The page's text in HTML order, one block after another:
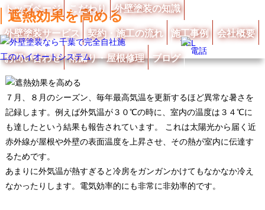
遮熱効果を高める
TEL
トップページ こだわり 外壁塗装の知識
外壁塗装サービス 契約・施工の流れ 施工事例 会社概要
お問い合わせ 雨漏り・屋根修理 ブログ
７月、８月のシーズン、毎年最高気温を更新するほど異常な暑さを
記録します。例えば外気温が３０℃の時に、室内の温度は３４℃に
も達したという結果も報告されています。 これは太陽光から届く近
赤外線が屋根や外壁の表面温度を上昇させ、その熱が室内に伝達す
るためです。
あまりに外気温が熱すぎると冷房をガンガンかけてもなかなか冷え
なかったりします。電気効率的にも非常に非効率的です。